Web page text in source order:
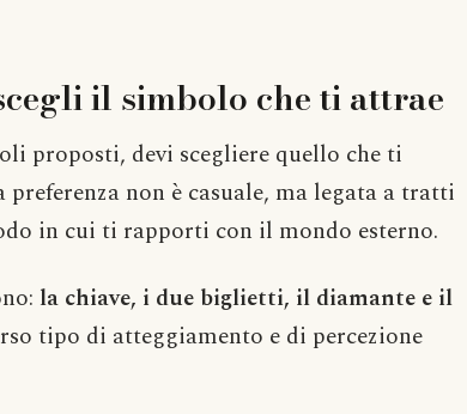
il simbolo che ti attrae
proposti, devi scegliere quello che ti
non è casuale, ma legata a tratti
in cui ti rapporti con il mondo esterno.
la chiave, i due biglietti, il diamante e il
tipo di atteggiamento e di percezione